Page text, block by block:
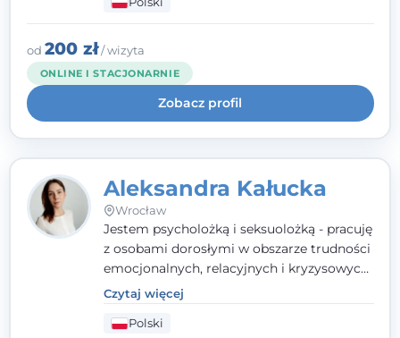
relacyjnych. W pracy kieruję się
uważnością, empatią i głębokim
szacunkiem dla indywidualnej historii
każdego człowieka. Jestem w trakcie
czteroletniej szkoły psychoterapii
poznawczo-behawioralnej
rekomendowanej przez PTTPB.
od 200 zł/ wizyta
ONLINE I STACJONARNIE
Zobacz profil
Aleksandra Kałucka
Wrocław
Jestem psycholożką i seksuolożką - pracuję
z osobami dorosłymi w obszarze trudności
emocjonalnych, relacyjnych i kryzysowych,
w tym z osobami po doświadczeniach
przemocy. Ukończyłam psychologię
kliniczną oraz studia podyplomowe z
Czytaj więcej
Polski